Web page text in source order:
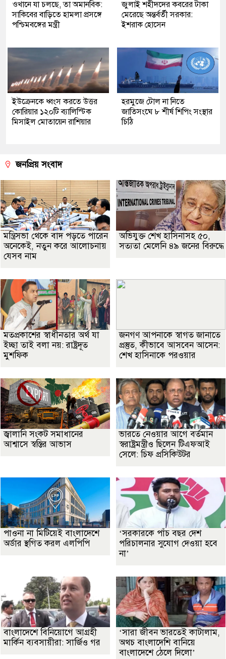
ওখানে যা চলছে, তা অমানবিক:
সাকিবের বাড়িতে হামলা প্রসঙ্গে
পশ্চিমবঙ্গের মন্ত্রী
জুলাই শহীদদের কবরের টাকা
মেরেছে অন্তর্বর্তী সরকার:
ইশরাক হোসেন
ইউক্রেনকে ধ্বংস করতে উত্তর
কোরিয়ার ১২০টি ব্যালিস্টিক
মিসাইল মোতায়েন রাশিয়ার
হরমুজে টোল না নিতে
জাতিসংঘে ৮ শীর্ষ শিপিং সংস্থার
চিঠি
জনপ্রিয় সংবাদ
মন্ত্রিসভা থেকে বাদ পড়তে পারেন
অনেকেই, নতুন করে আলোচনায়
যেসব নাম
অভিযুক্ত শেখ হাসিনাসহ ৫০,
সত্যতা মেলেনি ৪৯ জনের বিরুদ্ধে
মতপ্রকাশের স্বাধীনতার অর্থ যা
ইচ্ছা তাই বলা নয়: রাষ্ট্রদূত
মুশফিক
জনগণ আপনাকে স্বাগত জানাতে
প্রস্তুত, কীভাবে আসবেন আসেন:
শেখ হাসিনাকে পরওয়ার
জ্বালানি সংকট সমাধানের
আশ্বাসে স্বস্তির আভাস
ভারতে নেওয়ার আগে বর্তমান
স্বরাষ্ট্রমন্ত্রীও ছিলেন টিএফআই
সেলে: চিফ প্রসিকিউটর
পাওনা না মিটিয়েই বাংলাদেশে
অর্ডার স্থগিত করল এলপিপি
‘সরকারকে পাঁচ বছর দেশ
পরিচালনার সুযোগ দেওয়া হবে
না’
বাংলাদেশে বিনিয়োগে আগ্রহী
মার্কিন ব্যবসায়ীরা: সার্জিও গর
‘সারা জীবন ভারতেই কাটালাম,
অথচ বাংলাদেশি বানিয়ে
বাংলাদেশে ঠেলে দিলো’